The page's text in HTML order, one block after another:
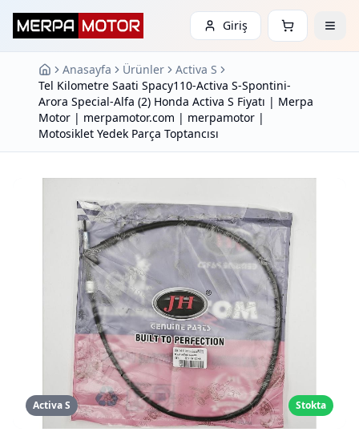
Giriş
Anasayfa Ürünler
Activa S
Tel Kilometre Saati Spacy110-Activa S-Spontini-
Arora Special-Alfa (2) Honda Activa S Fiyatı | Merpa
Motor | merpamotor.com | merpamotor |
Motosiklet Yedek Parça Toptancısı
Activa S Stokta